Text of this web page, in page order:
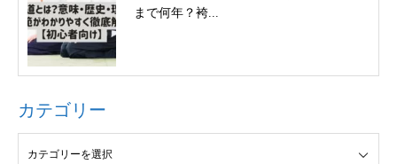
まで何年？袴...
カテゴリー